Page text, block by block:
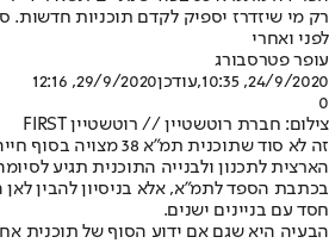
רק מי שיזדרז יספיק לקדם תוכניות חדשות.
לפני ואחרי
עופר פטרסבורג
24/9/2020, 10:35
,עודכן29/9/2020, 12:16
0
צילום: חברת רוטשטיין // רוטשטיין FIRST
זה לא סוד שתוכנית תמ"א
בכתבת הספד לתמ"א, אלא בניסיון להבין
חסד עם בניינים ישנים.
הבעיה היא שגם אם ידוע הסוף של תוכנית